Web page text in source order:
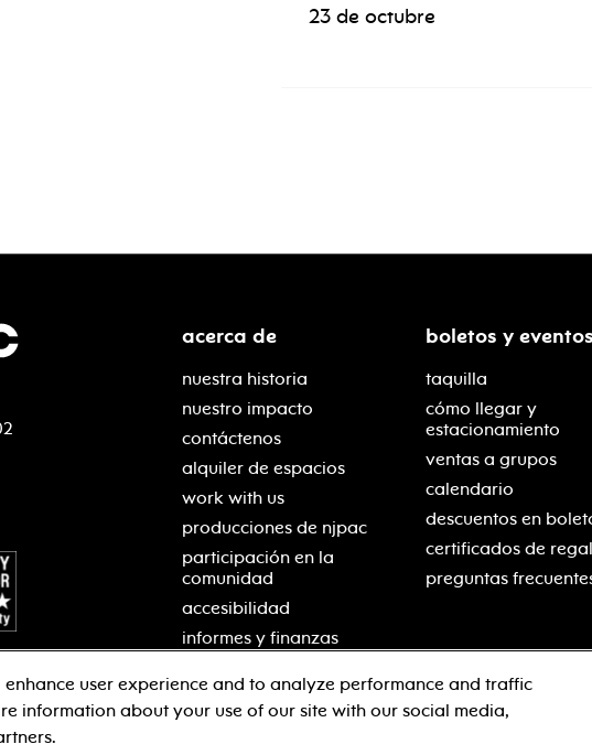
23 de octubre
acerca de
nuestra historia
nuestro impacto
contáctenos
alquiler de espacios
work with us
producciones de njpac
participación en la
comunidad
accesibilidad
informes y finanzas
boletos y eventos
taquilla
cómo llegar y
estacionamiento
ventas a grupos
calendario
descuentos en
certificados de
preguntas
youtube
enhance user experience and to analyze performance and traffic
information about your use of our site with our social media,